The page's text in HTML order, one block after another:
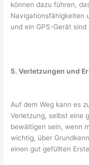
können dazu führen,
Navigationsfähigkeiten
und ein GPS-Gerät sind
5. Verletzungen und
Auf dem Weg kann es
Verletzung, selbst eine
bewältigen sein, wenn
wichtig, über
einen gut gefüllten